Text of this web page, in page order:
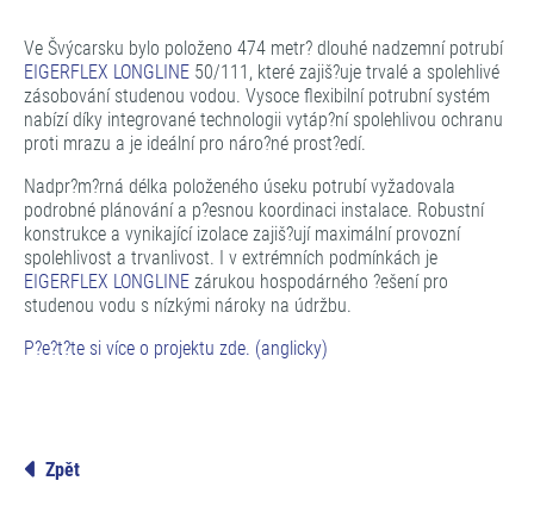
Ve Švýcarsku bylo položeno 474 metr? dlouhé nadzemní potrubí
EIGERFLEX LONGLINE 50/111, které zajiš?uje trvalé a spolehlivé
zásobování studenou vodou. Vysoce flexibilní potrubní systém
nabízí díky integrované technologii vytáp?ní spolehlivou ochranu
proti mrazu a je ideální pro náro?né prost?edí.
Nadpr?m?rná délka položeného úseku potrubí vyžadovala
podrobné plánování a p?esnou koordinaci instalace. Robustní
konstrukce a vynikající izolace zajiš?ují maximální provozní
spolehlivost a trvanlivost. I v extrémních podmínkách je
EIGERFLEX LONGLINE zárukou hospodárného ?ešení pro
studenou vodu s nízkými nároky na údržbu.
P?e?t?te si více o projektu zde. (anglicky)
Zpět